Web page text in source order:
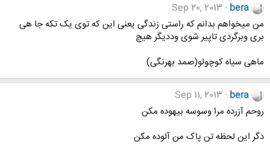
bera
Sep 20, 2013
من میخواهم بدانم که راستی زندگی یعنی این که توی یک تکه جا هی
بری وبرگردی تاپیر شوی وددیگر هیچ
ماهی سیاه کوچولو(صمد بهرنگی)
bera
Sep 11, 2013
روحم آزرده مرا وسوسه بیهوده مکن
دگر این لحظه تن پاک من آلوده مکن